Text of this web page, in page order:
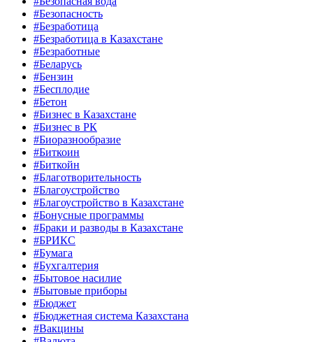
#Безопасность
#Безработица
#Безработица в Казахстане
#Безработные
#Беларусь
#Бензин
#Бесплодие
#Бетон
#Бизнес в Казахстане
#Бизнес в РК
#Биоразнообразие
#Биткоин
#Биткойн
#Благотворительность
#Благоустройство
#Благоустройство в Казахстане
#Бонусные программы
#Браки и разводы в Казахстане
#БРИКС
#Бумага
#Бухгалтерия
#Бытовое насилие
#Бытовые приборы
#Бюджет
#Бюджетная система Казахстана
#Вакцины